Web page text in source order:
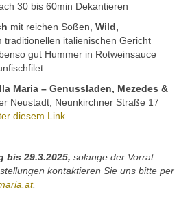
30 bis 60min Dekantieren
mit reichen Soßen, Wild,
traditionellen italienischen Gericht
gut Hummer in Rotweinsauce
Maria – Genussladen, Mezedes &
Neustadt, Neunkirchner Straße 17
diesem Link.
bis 29.3.2025, solange der Vorrat
kontaktieren Sie uns bitte per
.